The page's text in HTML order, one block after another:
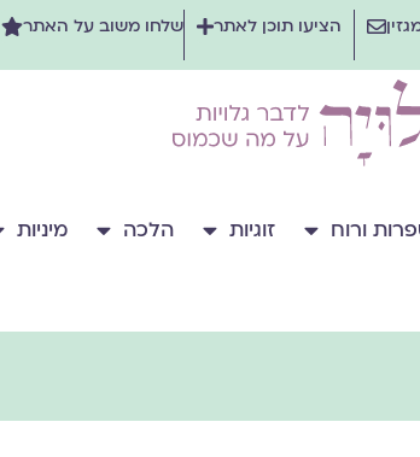
הציעו תוכן לאתר שלחו משוב על האתר
ורוח זוגיות הלכה מיניות